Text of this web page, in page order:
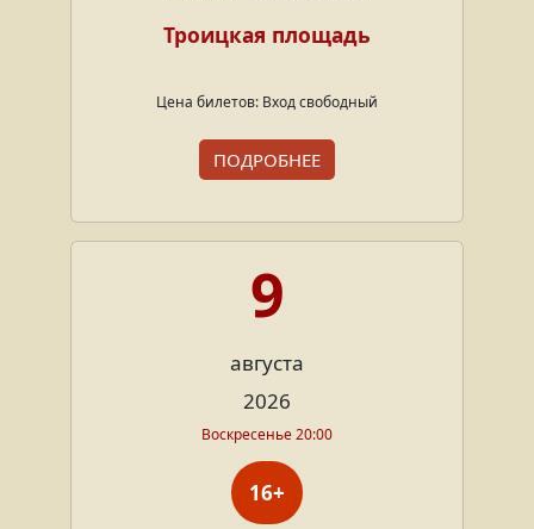
Троицкая площадь
Цена билетов: Вход свободный
ПОДРОБНЕЕ
9
августа
2026
Воскресенье 20:00
16+